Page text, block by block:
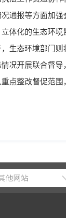
通报等方面加
体化的生态环
生态环境部门
况开展联合督
点整改督促范
他网站